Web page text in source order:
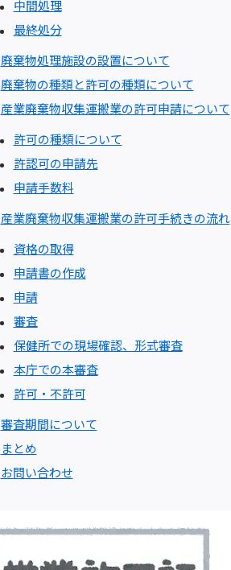
中間処理
最終処分
廃棄物処理施設の設置について
廃棄物の種類と許可の種類について
産業廃棄物収集運搬業の許可申請について
許可の種類について
許認可の申請先
申請手数料
産業廃棄物収集運搬業の許可手続きの流れ
資格の取得
申請書の作成
申請
審査
保健所での現場確認、形式審査
本庁での本審査
許可・不許可
審査期間について
まとめ
お問い合わせ